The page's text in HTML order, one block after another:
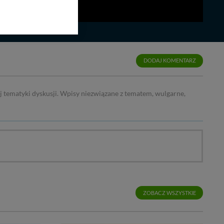
DODAJ KOMENTARZ
dyskusji. Wpisy niezwiązane z tematem, wulgarne,
ZOBACZ WSZYSTKIE
z formularza
w odniesieniu do
- w pewnych